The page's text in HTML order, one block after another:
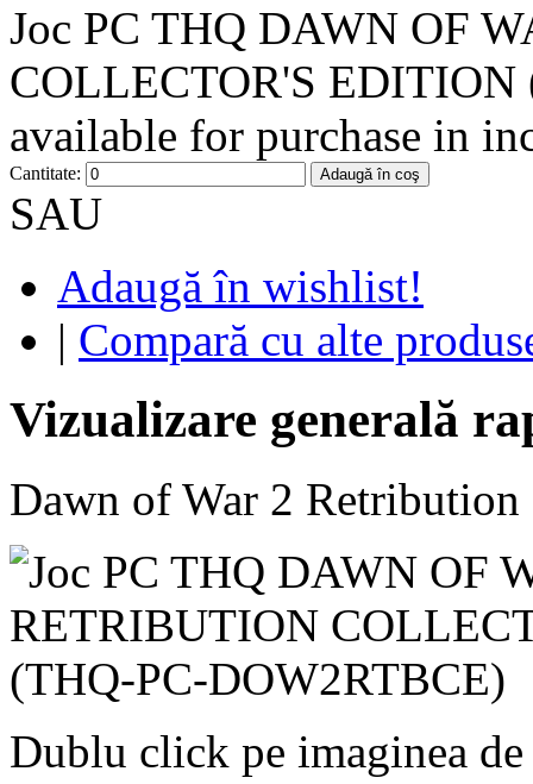
Joc PC THQ DAWN OF
COLLECTOR'S
available for purchase in
Cantitate: Adaugă în coş
SAU
Adaugă în wishlist!
| Compară cu alte
Vizualizare generală
Dawn of War 2
Dublu click pe imaginea de